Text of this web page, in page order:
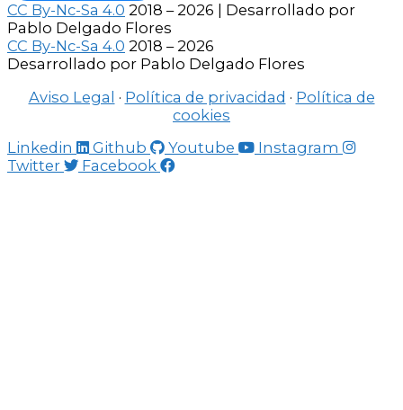
CC By-Nc-Sa 4.0 2018 – 2026 | Desarrollado por
Pablo Delgado Flores
CC By-Nc-Sa 4.0 2018 – 2026
Desarrollado por Pablo Delgado Flores
Aviso Legal · Política de privacidad · Política de
cookies
Linkedin
Github Youtube
Instagram
Twitter
Facebook